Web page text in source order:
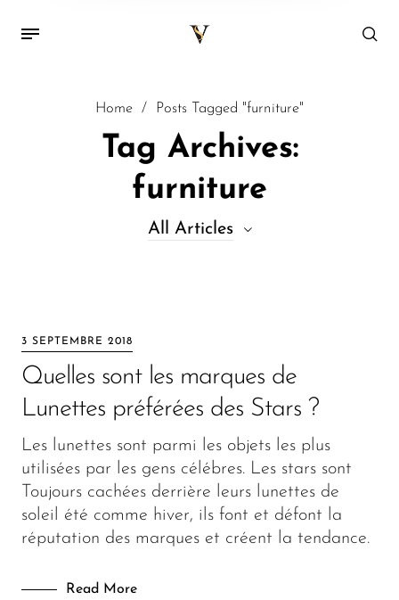
Home / Posts Tagged "furniture"
Tag Archives:
furniture
All Articles
Lifestyle
Lunettes
Mode
Fashion
3 SEPTEMBRE 2018
Quelles sont les marques de
Lunettes préférées des Stars ?
Les lunettes sont parmi les objets les plus
utilisées par les gens célébres. Les stars sont
Toujours cachées derrière leurs lunettes de
soleil été comme hiver, ils font et défont la
réputation des marques et créent la tendance.
Read More